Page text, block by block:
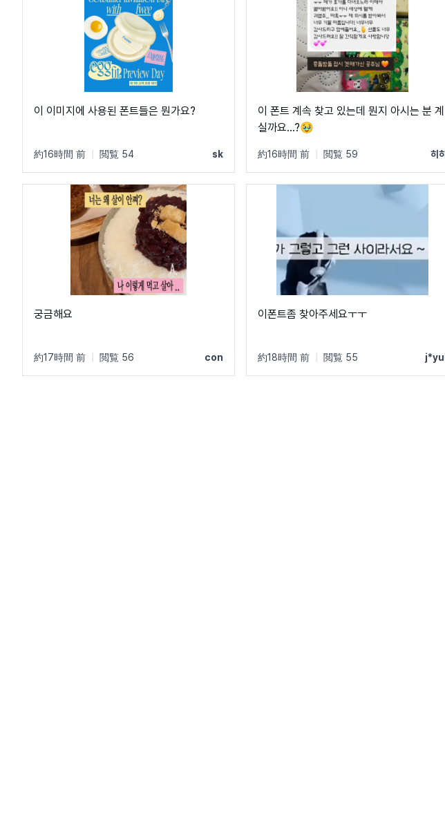
이 이미지에 사용된 폰트들은 뭔가요?
約16時間 前 閲覧 54 sk
이 폰트 계속 찾고 있는데 뭔지 아시는 분 계
실까요...?🥹
約16時間 前 閲覧 59 히히
궁금해요
約17時間 前 閲覧 56 con
이폰트좀 찾아주세요ㅜㅜ
約18時間 前 閲覧 55 j*yul